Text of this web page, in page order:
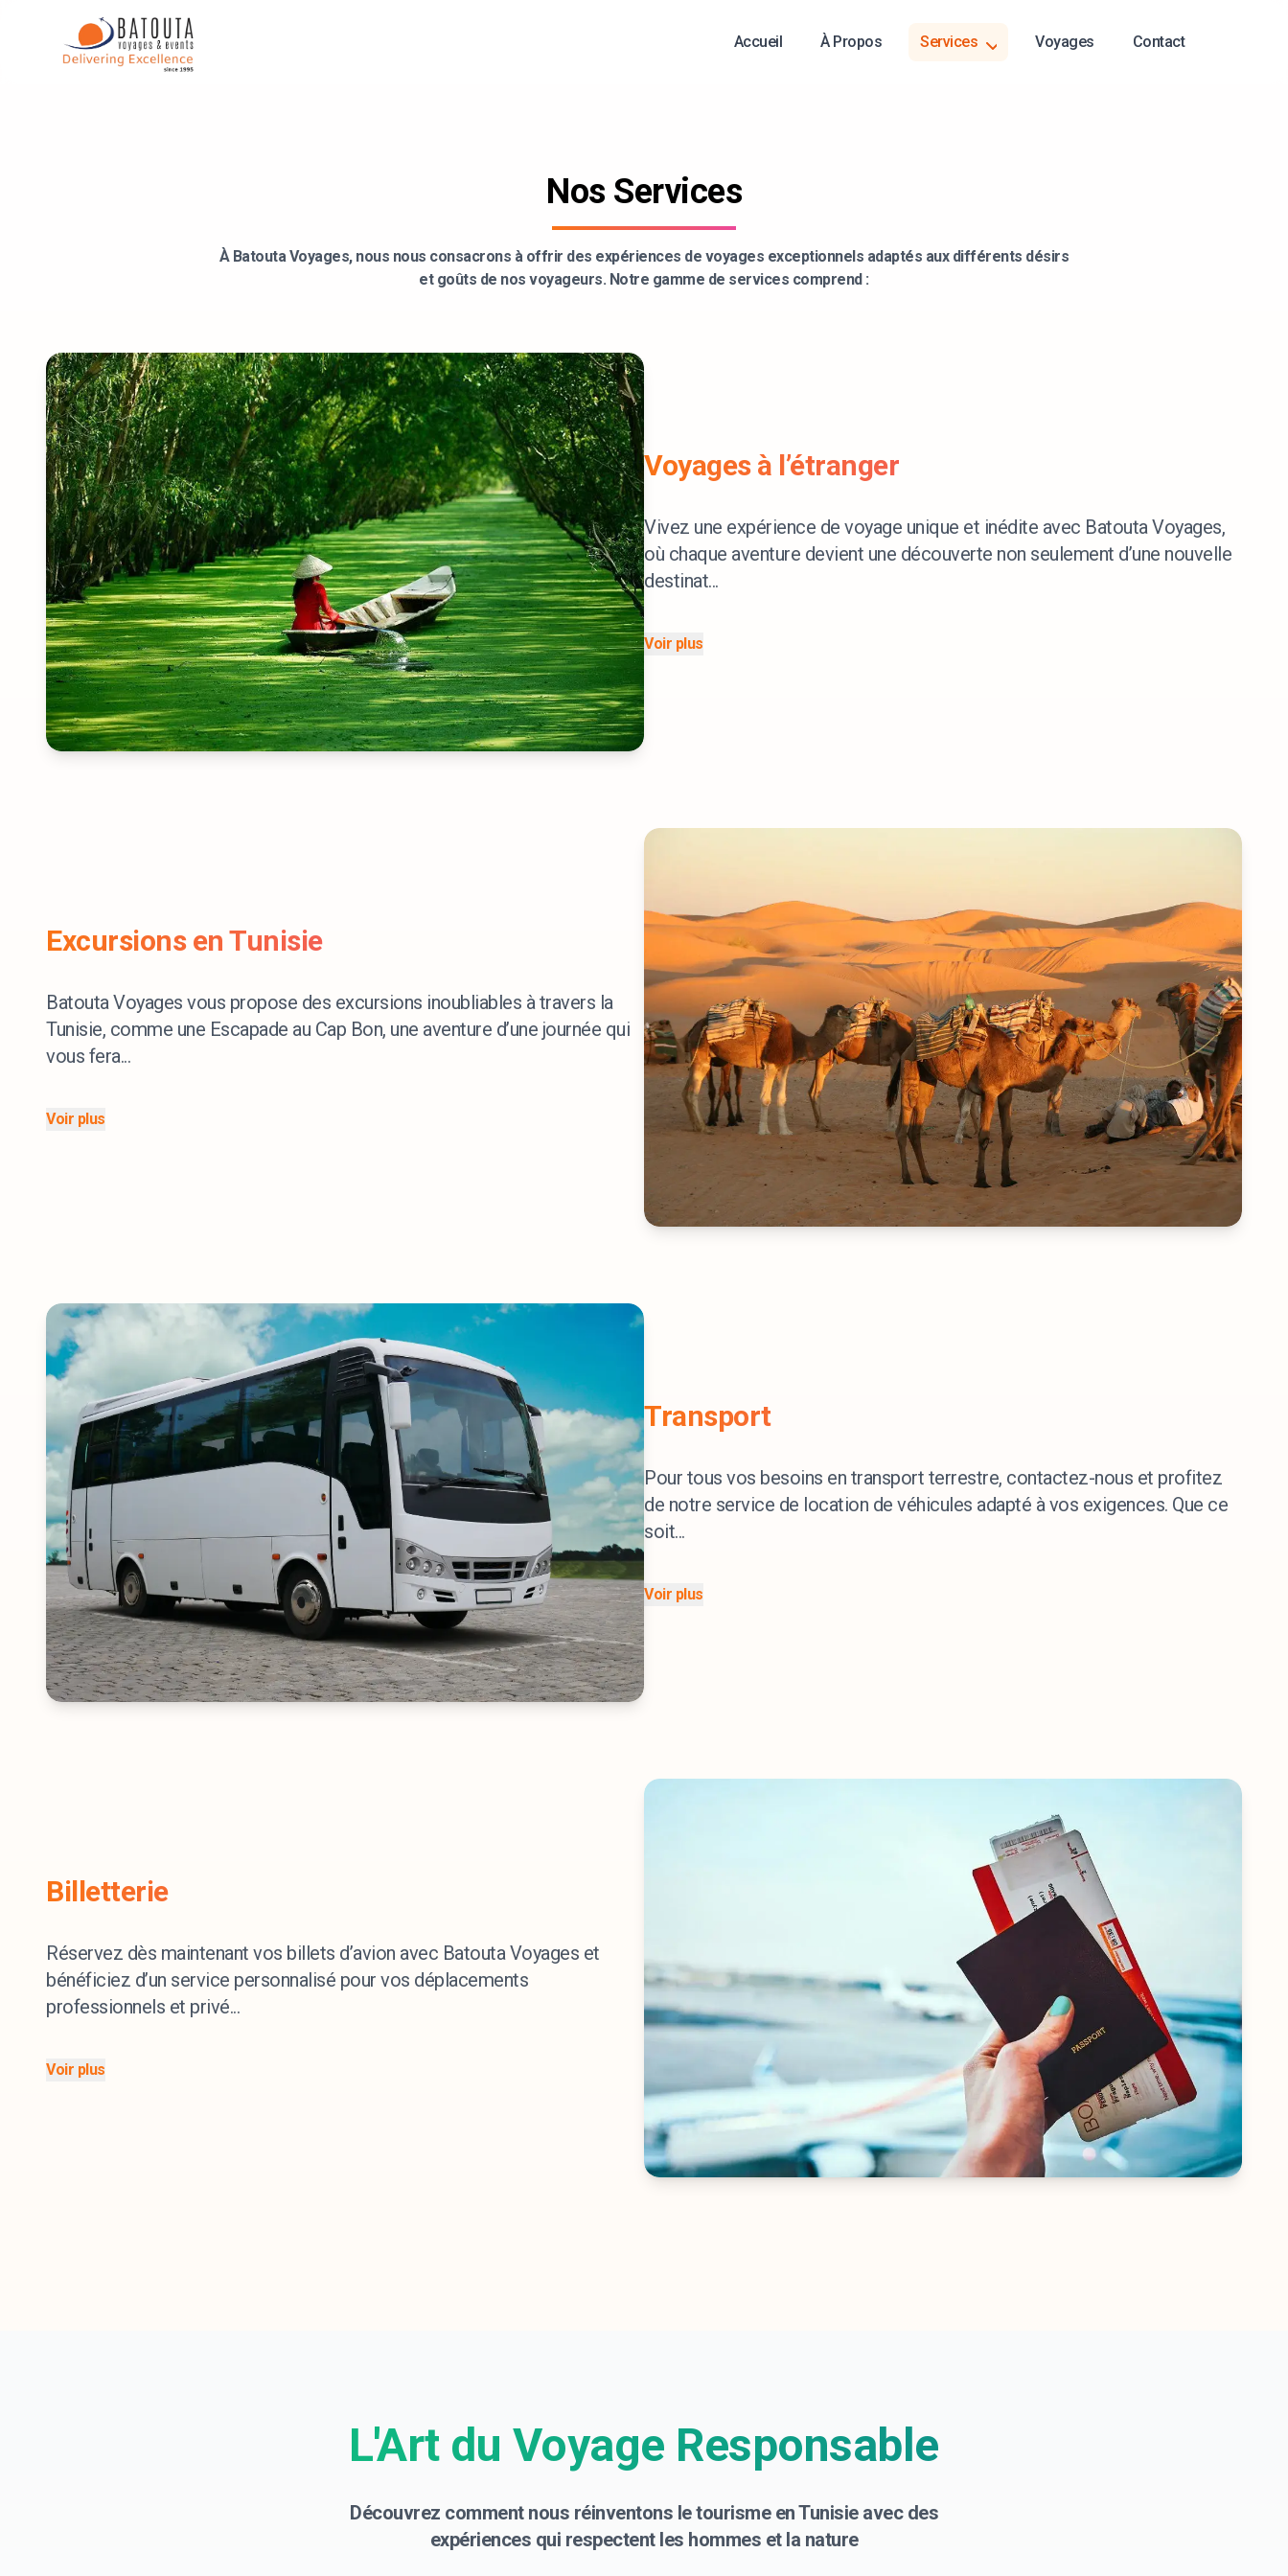
Accueil À Propos Services Voyages Contact
Nos Services
À Batouta Voyages, nous nous consacrons à offrir des expériences de voyages exceptionnels adaptés aux différents désirs
et goûts de nos voyageurs. Notre gamme de services comprend :
Voyages à l’étranger
Vivez une expérience de voyage unique et inédite avec Batouta Voyages,
où chaque aventure devient une découverte non seulement d’une nouvelle
destinat...
Voir plus
Excursions en Tunisie
Batouta Voyages vous propose des excursions inoubliables à travers la
Tunisie, comme une Escapade au Cap Bon, une aventure d’une journée qui
vous fera...
Voir plus
Transport
Pour tous vos besoins en transport terrestre, contactez-nous et profitez
de notre service de location de véhicules adapté à vos exigences. Que ce
soit...
Voir plus
Billetterie
Réservez dès maintenant vos billets d’avion avec Batouta Voyages et
bénéficiez d’un service personnalisé pour vos déplacements
professionnels et privé...
Voir plus
L'Art du Voyage Responsable
Découvrez comment nous réinventons le tourisme en Tunisie avec des
expériences qui respectent les hommes et la nature